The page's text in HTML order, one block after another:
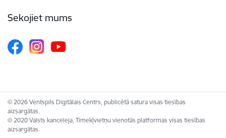
Sekojiet mums
© 2026 Ventspils Digitālais Centrs, publicētā satura visas tiesības
aizsargātas.
© 2020 Valsts kanceleja, Tīmekļvietņu vienotās platformas visas tiesības
aizsargātas.